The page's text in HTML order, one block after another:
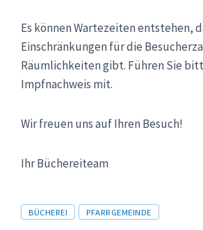
Es können Wartezeiten entstehen,
Einschränkungen für die
Räumlichkeiten gibt. Führen Sie
Impfnachweis mit.
Wir freuen uns auf Ihren Besuch!
Ihr Büchereiteam
Tags
BÜCHEREI PFARRGEMEINDE